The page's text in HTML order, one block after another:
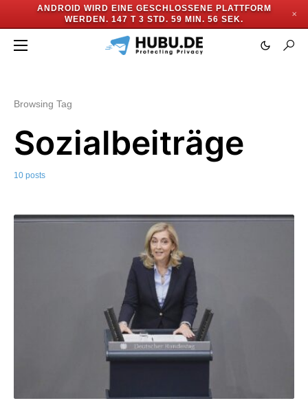
ANDROID WIRD EINE GESCHLOSSENE PLATTFORM
WERDEN. 147 T 3 STD. 59 MIN. 55 SEK.
✕
Browsing Tag
Sozialbeiträge
10 posts